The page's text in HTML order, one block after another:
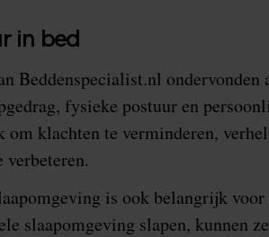
in bed
Beddenspecialist.nl ondervonden
fysieke postuur en
klachten te verminderen,
verbeteren.
is ook belangrijk
slaapomgeving slapen, kunnen